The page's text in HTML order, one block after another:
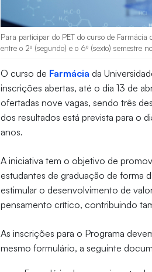
Para participar do PET do curso de
entre o 2º (segundo) e o 6º (sexto) semestre
O curso de Farmácia da
inscrições abertas, até o dia 13 de
ofertadas nove vagas, sendo três
dos resultados está prevista para o
anos.
A iniciativa tem o objetivo de
estudantes de graduação de forma
estimular o desenvolvimento de
pensamento crítico, contribuindo
As inscrições para o Programa
mesmo formulário, a seguinte